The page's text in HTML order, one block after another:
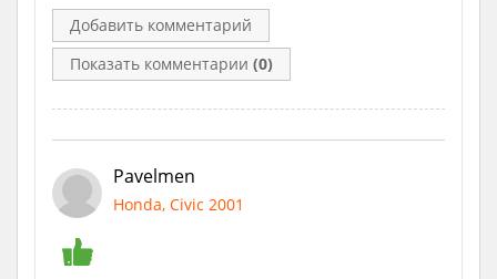
Добавить комментарий
Показать комментарии (0)
Pavelmen
Honda, Civic 2001